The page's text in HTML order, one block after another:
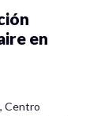
en
Centro